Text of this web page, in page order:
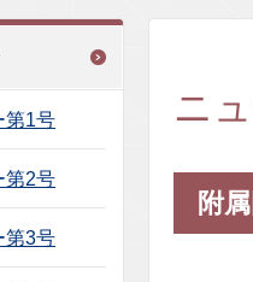
第1号
第2号
第3号
ニ
附